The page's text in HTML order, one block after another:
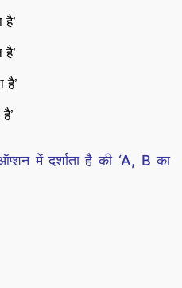
है’
है’
में दर्शाता है की ‘A, B का